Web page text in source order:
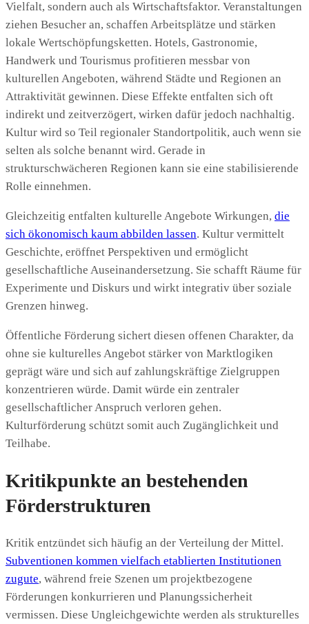
Vielfalt, sondern auch als Wirtschaftsfaktor. Veranstaltungen
ziehen Besucher an, schaffen Arbeitsplätze und stärken
lokale Wertschöpfungsketten. Hotels, Gastronomie,
Handwerk und Tourismus profitieren messbar von
kulturellen Angeboten, während Städte und Regionen an
Attraktivität gewinnen. Diese Effekte entfalten sich oft
indirekt und zeitverzögert, wirken dafür jedoch nachhaltig.
Kultur wird so Teil regionaler Standortpolitik, auch wenn sie
selten als solche benannt wird. Gerade in
strukturschwächeren Regionen kann sie eine stabilisierende
Rolle einnehmen.
Gleichzeitig entfalten kulturelle Angebote Wirkungen, die
sich ökonomisch kaum abbilden lassen. Kultur vermittelt
Geschichte, eröffnet Perspektiven und ermöglicht
gesellschaftliche Auseinandersetzung. Sie schafft Räume für
Experimente und Diskurs und wirkt integrativ über soziale
Grenzen hinweg.
Öffentliche Förderung sichert diesen offenen Charakter, da
ohne sie kulturelles Angebot stärker von Marktlogiken
geprägt wäre und sich auf zahlungskräftige Zielgruppen
konzentrieren würde. Damit würde ein zentraler
gesellschaftlicher Anspruch verloren gehen.
Kulturförderung schützt somit auch Zugänglichkeit und
Teilhabe.
Kritikpunkte an bestehenden
Förderstrukturen
Kritik entzündet sich häufig an der Verteilung der Mittel.
Subventionen kommen vielfach etablierten Institutionen
zugute, während freie Szenen um projektbezogene
Förderungen konkurrieren und Planungssicherheit
vermissen. Diese Ungleichgewichte werden als strukturelles